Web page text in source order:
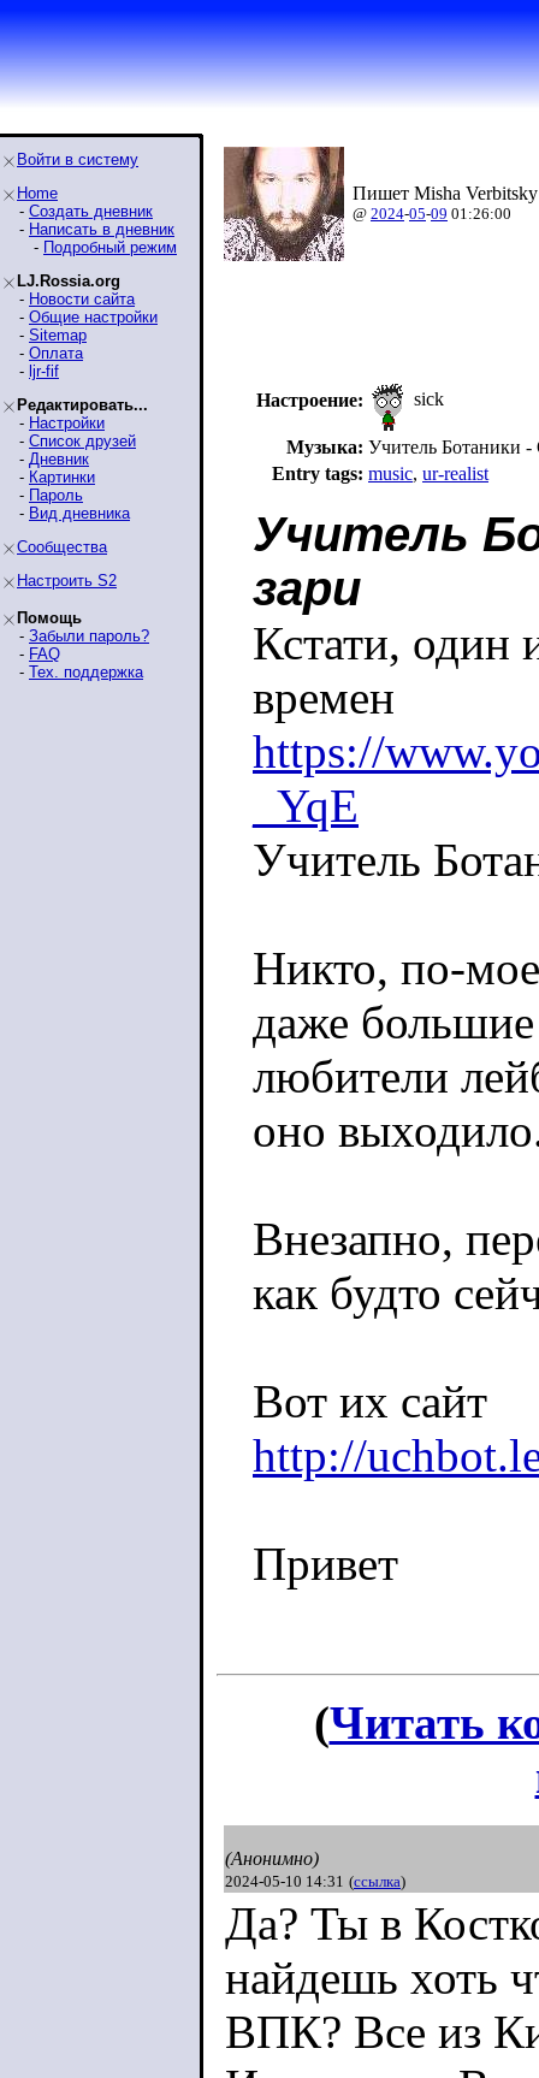
Войти в систему
Home
- Создать дневник
- Написать в дневник
- Подробный режим
LJ.Rossia.org
- Новости сайта
- Общие настройки
- Sitemap
- Оплата
- ljr-fif
Редактировать...
- Настройки
- Список друзей
- Дневник
- Картинки
- Пароль
- Вид дневника
Сообщества
Настроить S2
Помощь
- Забыли пароль?
- FAQ
- Тех. поддержка
Пишет Misha
@ 2024-05-09 01:26:00
Настроение: sick
Музыка: Учитель Ботаники -
Entry tags: music, ur-realist
Учитель
зари
Кстати, один
времен
https://
_YqE
Учитель
Никто, по-
даже большие
любители
оно
Внезапно,
как будто
Вот их сайт
http://
Привет
(Читать
(Анонимно)
2024-05-10 14:31 (ссылка)
Да? Ты в
найдешь хоть
ВПК? Все из